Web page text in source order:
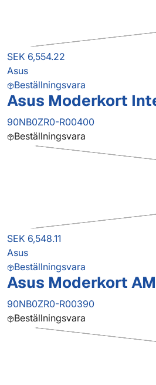
SEK 6,554.22
Asus
Beställningsvara
Asus Moderkort
90NB0ZR0-R00400
Beställningsvara
SEK 6,548.11
Asus
Beställningsvara
Asus Moderkort
90NB0ZR0-R00390
Beställningsvara